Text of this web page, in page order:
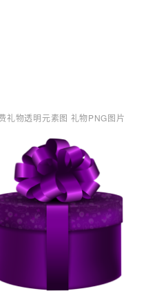
礼物透明元素图 礼物PNG图片